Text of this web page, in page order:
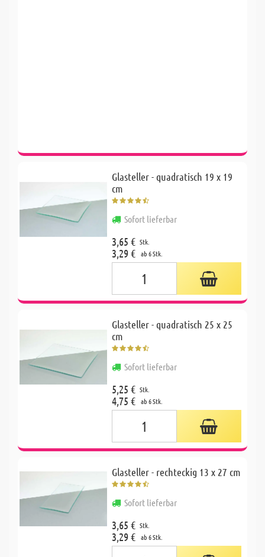
Glasteller - quadratisch 19 x 19
cm
Sofort lieferbar
3,65 € Stk.
3,29 € ab 6 Stk.
Glasteller - quadratisch 25 x 25
cm
Sofort lieferbar
5,25 € Stk.
4,75 € ab 6 Stk.
Glasteller - rechteckig 13 x 27 cm
Sofort lieferbar
3,65 € Stk.
3,29 € ab 6 Stk.